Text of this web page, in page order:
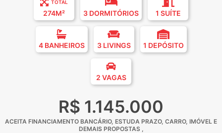
TOTAL
274M² 3 DORMITÓRIOS 1 SUÍTE
4 BANHEIROS 3 LIVINGS 1 DEPÓSITO
2 VAGAS
R$ 1.145.000
ACEITA FINANCIAMENTO BANCÁRIO, ESTUDA PRAZO, CARRO, IMÓVEL E
DEMAIS PROPOSTAS ,